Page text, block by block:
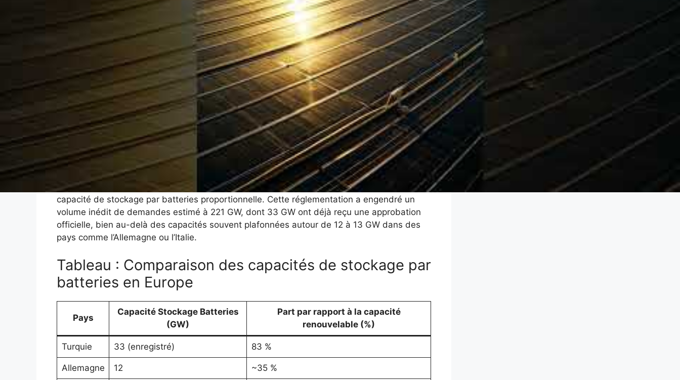
Turquie comme un modèle régional en matière d’énergie solaire. Par ailleurs, ce projet
illustre l’engagement du pays à réduire sa dépendance aux énergies fossiles, tout
particulièrement au charbon, même si ce dernier demeure pour l’heure une source majeure
de production électrique.
La Turquie, leader européen en stockage par
batteries
Un autre élément clé de la stratégie énergétique turque est son imposant pipeline de
projets de stockage par batteries. Selon une analyse récente du groupe de réflexion Ember,
ce pipeline dépasse désormais tous les pays de l’Union européenne, offrant une capacité
équivalente à 83 % de la production éolienne et solaire installée dans le pays.
Depuis 2022, la Turquie impose que chaque nouveau projet éolien ou solaire intègre une
capacité de stockage par batteries proportionnelle. Cette réglementation a engendré un
volume inédit de demandes estimé à 221 GW, dont 33 GW ont déjà reçu une approbation
officielle, bien au-delà des capacités souvent plafonnées autour de 12 à 13 GW dans des
pays comme l’Allemagne ou l’Italie.
Tableau : Comparaison des capacités de stockage par
batteries en Europe
Pays
Capacité Stockage Batteries
(GW)
Part par rapport à la capacité
renouvelable (%)
Turquie 33 (enregistré) 83 %
Allemagne 12 ~35 %